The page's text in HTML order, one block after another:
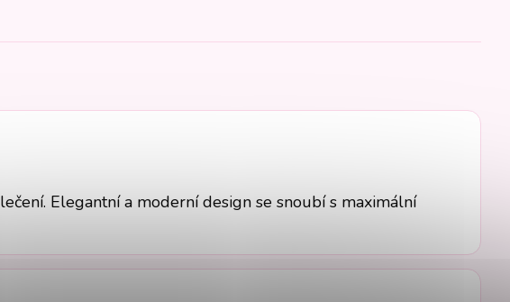
Elegantní a moderní design se snoubí s maximální